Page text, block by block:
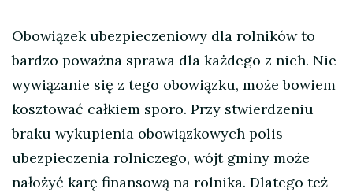
Obowiązek ubezpieczeniowy dla rolników to
bardzo poważna sprawa dla każdego z nich. Nie
wywiązanie się z tego obowiązku, może bowiem
kosztować całkiem sporo. Przy stwierdzeniu
braku wykupienia obowiązkowych polis
ubezpieczenia rolniczego, wójt gminy może
nałożyć karę finansową na rolnika. Dlatego też